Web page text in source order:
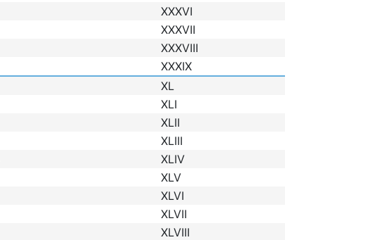
XXXVI
XXXVII
XXXVIII
XXXIX
XL
XLI
XLII
XLIII
XLIV
XLV
XLVI
XLVII
XLVIII